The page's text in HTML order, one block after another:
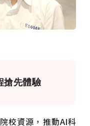
搶先體驗
校資源，推動AI科